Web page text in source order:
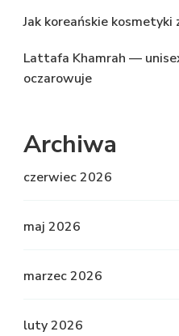
Jak koreańskie
Lattafa Khamrah —
oczarowuje
Archiwa
czerwiec 2026
maj 2026
marzec 2026
luty 2026